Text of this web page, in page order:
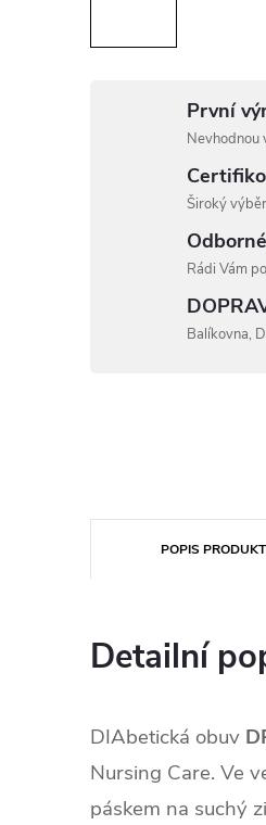
První
Nevhodnou
Široký
Rádi Vám
Balíkovna,
POPIS
Detailní
DIAbetická obuv
Nursing Care. Ve
páskem na suchý